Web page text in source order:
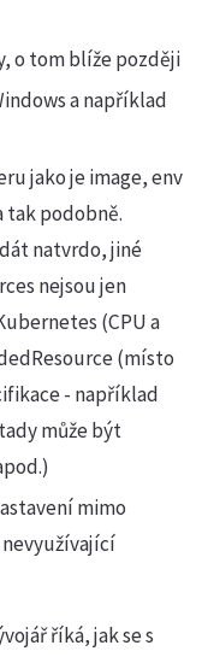
o tom blíže později
a například
jako je image, env
tak podobně.
natvrdo, jiné
nejsou jen
(CPU a
(místo
- například
může být
mimo
říká, jak se s